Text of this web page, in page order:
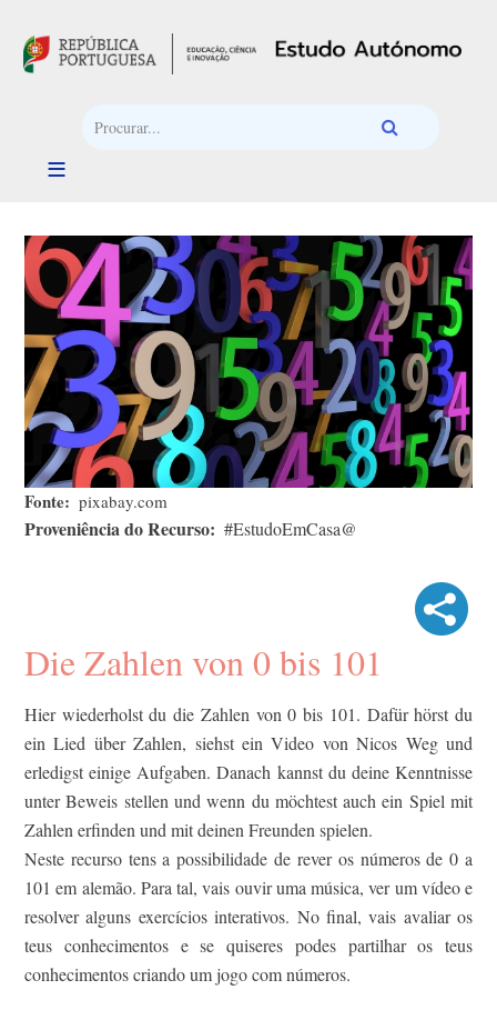
Fonte pixabay.com
Proveniência do Recurso #EstudoEmCasa@
Die Zahlen von 0 bis 101
Hier wiederholst du die Zahlen von 0 bis 101. Dafür hörst du
ein Lied über Zahlen, siehst ein Video von Nicos Weg und
erledigst einige Aufgaben. Danach kannst du deine Kenntnisse
unter Beweis stellen und wenn du möchtest auch ein Spiel mit
Zahlen erfinden und mit deinen Freunden spielen.
Neste recurso tens a possibilidade de rever os números de 0 a
101 em alemão. Para tal, vais ouvir uma música, ver um vídeo e
resolver alguns exercícios interativos. No final, vais avaliar os
teus conhecimentos e se quiseres podes partilhar os teus
conhecimentos criando um jogo com números.